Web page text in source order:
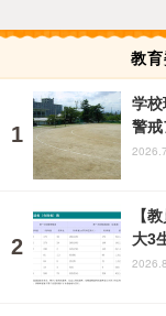
教
学校
警戒
【
大3